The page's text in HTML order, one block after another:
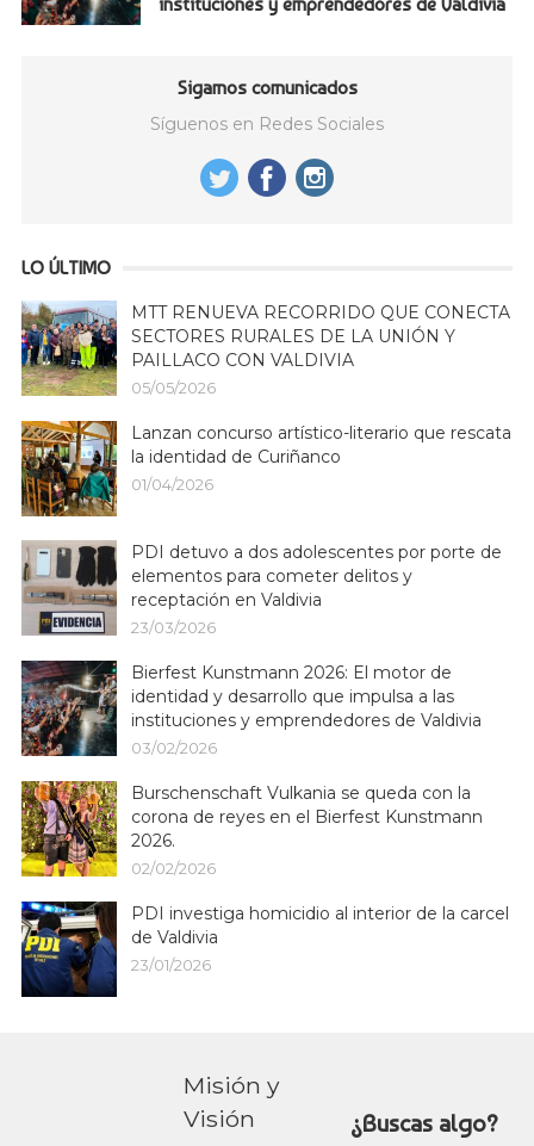
Sigamos comunicados
Síguenos en Redes Sociales
LO ÚLTIMO
MTT RENUEVA RECORRIDO QUE CONECTA
SECTORES RURALES DE LA UNIÓN Y
PAILLACO CON VALDIVIA
05/05/2026
Lanzan concurso artístico-literario que rescata
la identidad de Curiñanco
01/04/2026
PDI detuvo a dos adolescentes por porte de
elementos para cometer delitos y
receptación en Valdivia
23/03/2026
Bierfest Kunstmann 2026: El motor de
identidad y desarrollo que impulsa a las
instituciones y emprendedores de Valdivia
03/02/2026
Burschenschaft Vulkania se queda con la
corona de reyes en el Bierfest Kunstmann
2026.
02/02/2026
PDI investiga homicidio al interior de la carcel
de Valdivia
23/01/2026
Misión y
Visión
¿Buscas algo?